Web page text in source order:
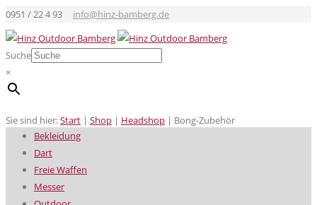
0951 / 22 4 93 info@hinz-bamberg.de
Suche
×
Sie sind hier:Start | Shop | Headshop | Bong-Zubehör
Bekleidung
Dart
Freie Waffen
Messer